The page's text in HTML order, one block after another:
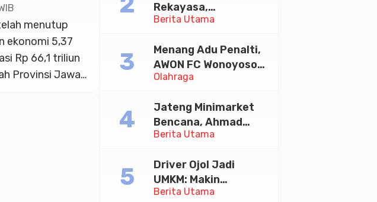
berada di angka
Jawa
kedua di […]
menutup
ekonomi 5,37
Rp 66,1 triliun
Provinsi Jawa
Berita Utama
Rekayasa,
Universitas
Diskusi Desain
Olahraga
Menang Adu Penalti,
AWON FC Wonoyoso
Juara Bhayangkara
Berita Utama
Jateng Minimarket
Bencana, Ahmad
Luthfi Minta PMI Jadi
Berita Utama
Driver Ojol Jadi
UMKM: Makin
Sejahtera atau